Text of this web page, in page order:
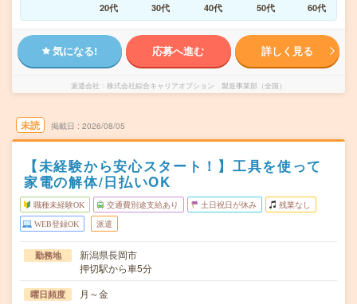
20代
30代 40代 50代 60代
気になる! 応募へ進む 詳しく見る
派遣会社 株式会社綜合キャリアオプション 製造事業部（全国）
未読 掲載日 2026/08/05
【未経験から安心スタート！】工具を使って
家電の解体/日払いOK
職種未経験OK 交通費別途支給あり 土日祝日が休み 残業なし
WEB登録OK 派遣
勤務地
新潟県長岡市
押切駅から車5分
曜日頻度 月～金